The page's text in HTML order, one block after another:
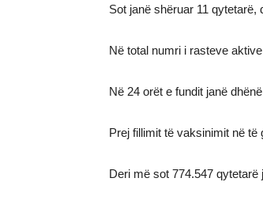
Sot janë shëruar 11
Në total numri i rasteve
Në 24 orët e fundit janë
Prej fillimit të vaksinimit në
Deri më sot 774.547